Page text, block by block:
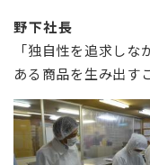
野下社長
「独自性を追求し
ある商品を生み出す